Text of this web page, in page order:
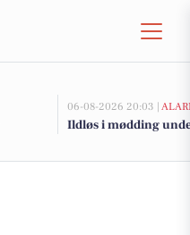
06-08-2026 20:03 |
Ildløs i mødding